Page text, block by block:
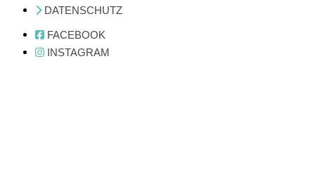
DATENSCHUTZ
FACEBOOK
INSTAGRAM